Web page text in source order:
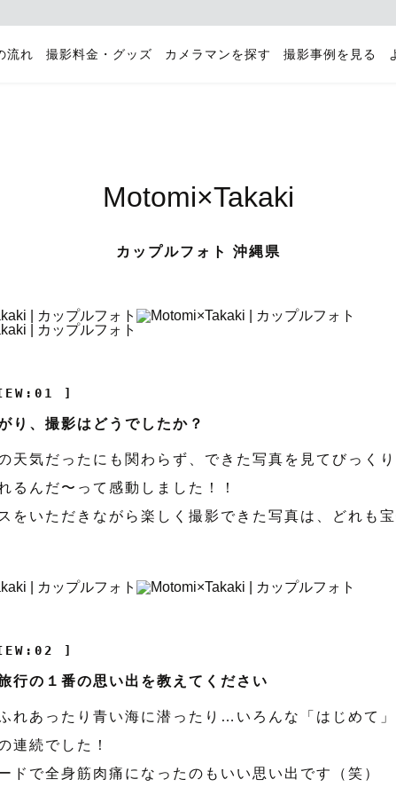
流れ 撮影料金・グッズ カメラマンを探す 撮影事例を見る
Motomi×Takaki
カップルフォト 沖縄県
]
り、撮影はどうでしたか？
天気だったにも関わらず、できた写真を見てびっく
るんだ〜って感動しました！！
をいただきながら楽しく撮影できた写真は、どれも宝
]
行の１番の思い出を教えてください
れあったり青い海に潜ったり…いろんな「はじめて」
連続でした！
ドで全身筋肉痛になったのもいい思い出です（笑）